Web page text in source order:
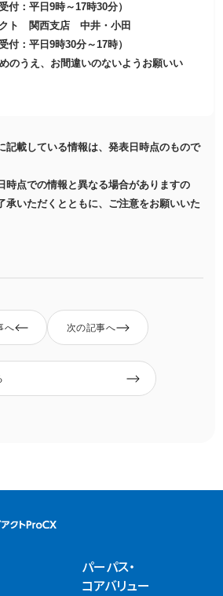
受付：平日9時～17時30分）
クト 関西支店 中井・小田
受付：平日9時30分～17時）
うえ、お間違いのないようお願いい
記載している情報は、発表日時点のもので
時点での情報と異なる場合がありますの
承いただくとともに、ご注意をお願いいた
へ 次の記事へ
NTTマーケティングアクト
パーパス・
コアバリュー